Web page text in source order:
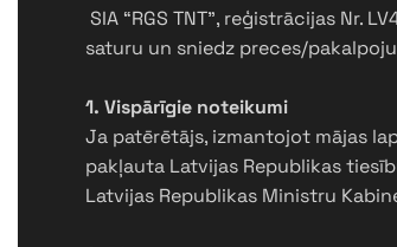
SIA “RGS TNT”, reģistrācijas Nr.
saturu un sniedz preces/
1. Vispārīgie noteikumi
Ja patērētājs, izmantojot mājas
pakļauta Latvijas Republikas
Latvijas Republikas Ministru